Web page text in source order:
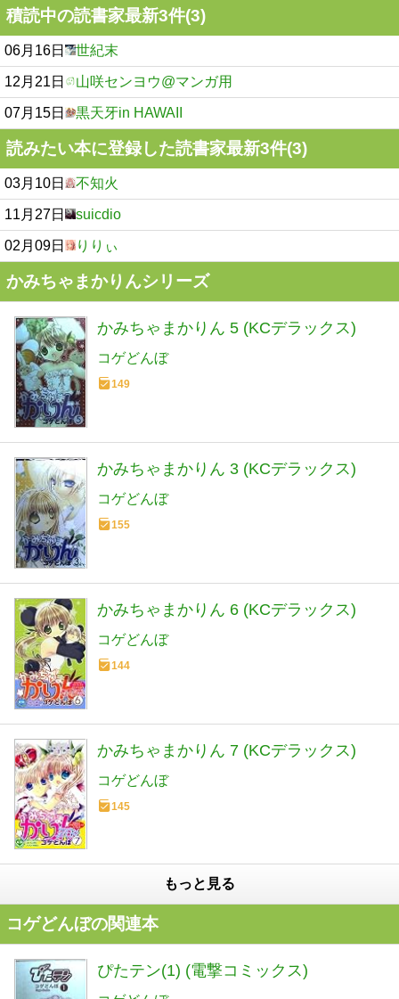
積読中の読書家最新3件(3)
06月16日 世紀末
12月21日 山咲センヨウ@マンガ用
07月15日 黒天牙in HAWAII
読みたい本に登録した読書家最新3件(3)
03月10日 不知火
11月27日 suicdio
02月09日 りりぃ
かみちゃまかりんシリーズ
かみちゃまかりん 5 (KCデラックス)
コゲどんぼ
149
かみちゃまかりん 3 (KCデラックス)
コゲどんぼ
155
かみちゃまかりん 6 (KCデラックス)
コゲどんぼ
144
かみちゃまかりん 7 (KCデラックス)
コゲどんぼ
145
もっと見る
コゲどんぼの関連本
ぴたテン(1) (電撃コミックス)